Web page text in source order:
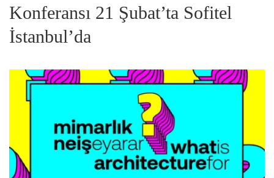
Konferansı 21 Şubat’ta Sofitel
İstanbul’da